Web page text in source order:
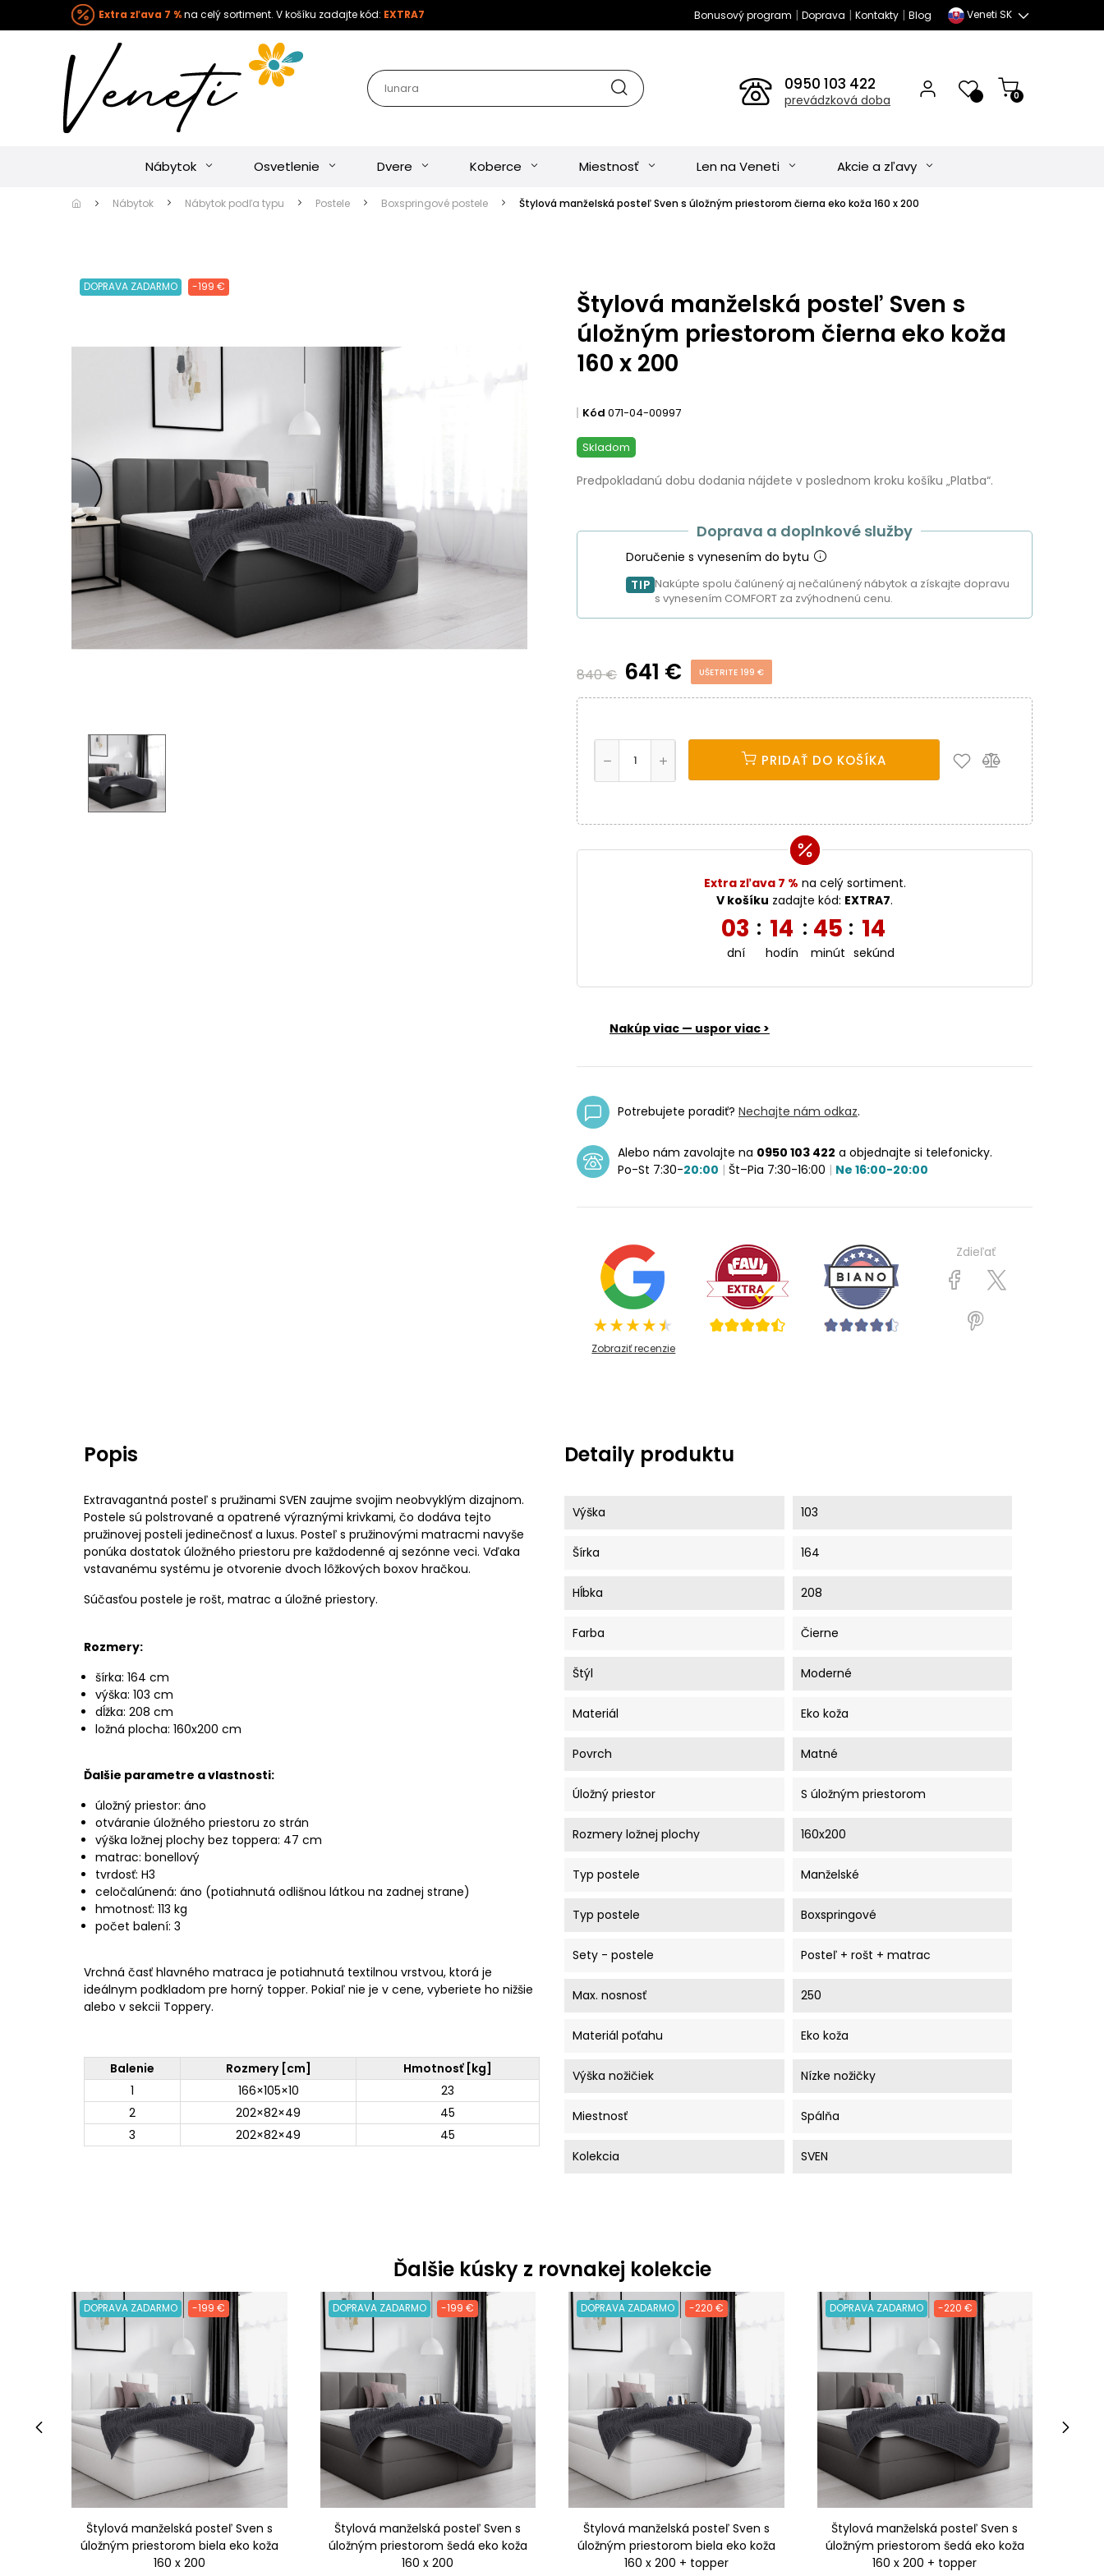
Extra zľava 7 %na celý sortiment. V košíku zadajte kód: EXTRA7 Bonusový program | Doprava | Kontakty| Blog Veneti SK
0950 103 422
prevádzková doba 0
Nábytok Osvetlenie Dvere Koberce Miestnosť Len na Veneti Akcie a zľavy
Nábytok Nábytok podľa typu Postele Boxspringové postele Štylová manželská posteľ Sven s úložným priestorom čierna eko koža 160 x 200
DOPRAVA ZADARMO -199 €
Štylová manželská posteľ Sven s
úložným priestorom čierna eko koža
160 x 200
Kód 071-04-00997
Skladom
Predpokladanú dobu dodania nájdete v poslednom kroku košíku „Platba“.
Doprava a doplnkové služby
Doručenie s vynesením do bytu
TIP Nakúpte spolu čalúnený aj nečalúnený nábytok a získajte dopravu
s vynesením COMFORT za zvýhodnenú cenu.
840 € 641 € UŠETRITE 199 €
PRIDAŤ DO KOŠÍKA
Extra zľava 7 % na celý sortiment.
V košíku zadajte kód: EXTRA7.
03
dní
: 14
hodín
: 45
minút
: 13
sekúnd
Nakúp viac — uspor viac >
Potrebujete poradiť? Nechajte nám odkaz.
Alebo nám zavolajte na 0950 103 422 a objednajte si telefonicky.
Po-St 7:30-20:00 | Št–Pia 7:30-16:00 | Ne 16:00-20:00
Zobraziť recenzie
Zdieľať
Popis
Extravagantná posteľ s pružinami SVEN zaujme svojim neobvyklým dizajnom.
Postele sú polstrované a opatrené výraznými krivkami, čo dodáva tejto
pružinovej posteli jedinečnosť a luxus. Posteľ s pružinovými matracmi navyše
ponúka dostatok úložného priestoru pre každodenné aj sezónne veci. Vďaka
vstavanému systému je otvorenie dvoch lôžkových boxov hračkou.
Súčasťou postele je rošt, matrac a úložné priestory.
Rozmery:
šírka: 164 cm
výška: 103 cm
dĺžka: 208 cm
ložná plocha: 160x200 cm
Ďalšie parametre a vlastnosti:
úložný priestor: áno
otváranie úložného priestoru zo strán
výška ložnej plochy bez toppera: 47 cm
matrac: bonellový
tvrdosť: H3
celočalúnená: áno (potiahnutá odlišnou látkou na zadnej strane)
hmotnosť: 113 kg
počet balení: 3
Vrchná časť hlavného matraca je potiahnutá textilnou vrstvou, ktorá je
ideálnym podkladom pre horný topper. Pokiaľ nie je v cene, vyberiete ho nižšie
alebo v sekcii Toppery.
Balenie Rozmery [cm]
Hmotnosť [kg]
1
166×105×10
23
2
202×82×49
45
3
202×82×49 45
Detaily produktu
Výška 103
Šírka 164
Hĺbka 208
Farba Čierne
Štýl Moderné
Materiál Eko koža
Povrch Matné
Úložný priestor S úložným priestorom
Rozmery ložnej plochy 160x200
Typ postele Manželské
Typ postele Boxspringové
Sety - postele Posteľ + rošt + matrac
Max. nosnosť 250
Materiál poťahu Eko koža
Výška nožičiek Nízke nožičky
Miestnosť Spálňa
Kolekcia SVEN
Ďalšie kúsky z rovnakej kolekcie
DOPRAVA ZADARMO -199 €
Štylová manželská posteľ Sven s
úložným priestorom biela eko koža
160 x 200
DOPRAVA ZADARMO -199 €
Štylová manželská posteľ Sven s
úložným priestorom šedá eko koža
160 x 200
DOPRAVA ZADARMO -220 €
Štylová manželská posteľ Sven s
úložným priestorom biela eko koža
160 x 200 + topper
DOPRAVA ZADARMO -220 €
Štylová manželská posteľ Sven s
úložným priestorom šedá eko koža
160 x 200 + topper